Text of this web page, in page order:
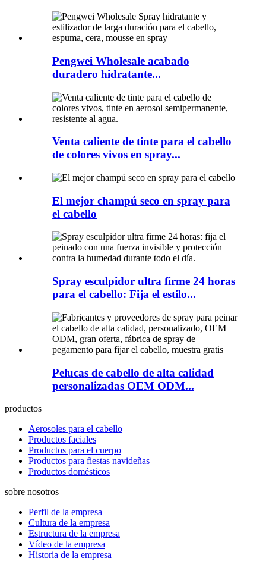
Pengwei Wholesale acabado
duradero hidratante...
Venta caliente de tinte para el cabello
de colores vivos en spray...
El mejor champú seco en spray para
el cabello
Spray esculpidor ultra firme 24 horas
para el cabello: Fija el estilo...
Pelucas de cabello de alta calidad
personalizadas OEM ODM...
productos
Aerosoles para el cabello
Productos faciales
Productos para el cuerpo
Productos para fiestas navideñas
Productos domésticos
sobre nosotros
Perfil de la empresa
Cultura de la empresa
Estructura de la empresa
Vídeo de la empresa
Historia de la empresa